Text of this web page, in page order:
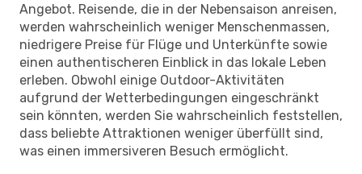
Angebot. Reisende, die in der Nebensaison anreisen,
werden wahrscheinlich weniger Menschenmassen,
niedrigere Preise für Flüge und Unterkünfte sowie
einen authentischeren Einblick in das lokale Leben
erleben. Obwohl einige Outdoor-Aktivitäten
aufgrund der Wetterbedingungen eingeschränkt
sein könnten, werden Sie wahrscheinlich feststellen,
dass beliebte Attraktionen weniger überfüllt sind,
was einen immersiveren Besuch ermöglicht.